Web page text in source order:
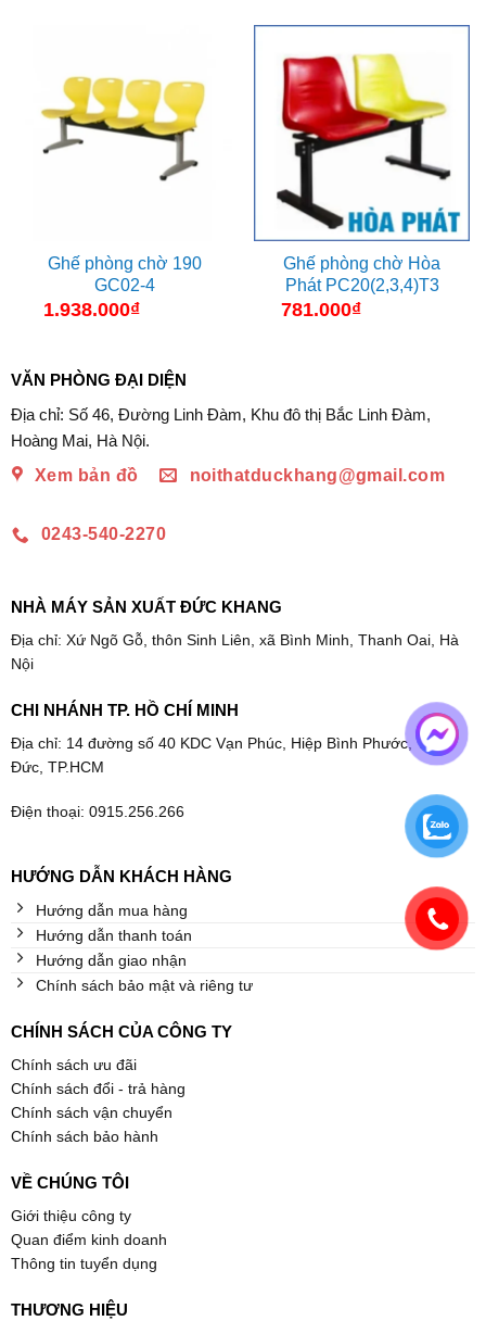
Ghế phòng chờ 190
GC02-4
1.938.000₫
Ghế phòng chờ Hòa
Phát PC20(2,3,4)T3
781.000₫
VĂN PHÒNG ĐẠI DIỆN
Địa chỉ: Số 46, Đường Linh Đàm, Khu đô thị Bắc Linh Đàm,
Hoàng Mai, Hà Nội.
Xem bản đồ
noithatduckhang@gmail.com
0243-540-2270
NHÀ MÁY SẢN XUẤT ĐỨC KHANG
Địa chỉ: Xứ Ngõ Gỗ, thôn Sinh Liên, xã Bình Minh, Thanh Oai, Hà
Nội
CHI NHÁNH TP. HỒ CHÍ MINH
Địa chỉ: 14 đường số 40 KDC Vạn Phúc, Hiệp Bình Phước, Thủ
Đức, TP.HCM
Điện thoại: 0915.256.266
HƯỚNG DẪN KHÁCH HÀNG
Hướng dẫn mua hàng
Hướng dẫn thanh toán
Hướng dẫn giao nhận
Chính sách bảo mật và riêng tư
CHÍNH SÁCH CỦA CÔNG TY
Chính sách ưu đãi
Chính sách đổi - trả hàng
Chính sách vận chuyển
Chính sách bảo hành
VỀ CHÚNG TÔI
Giới thiệu công ty
Quan điểm kinh doanh
Thông tin tuyển dụng
THƯƠNG HIỆU